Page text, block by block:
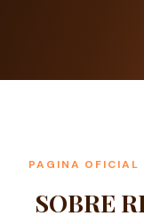
PAGINA OFICIAL
SOBRE